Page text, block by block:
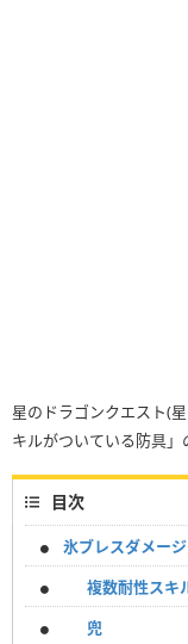
星のドラゴンクエスト(
キルがついている防具」
目次
氷ブレスダメー
複数耐性スキ
兜